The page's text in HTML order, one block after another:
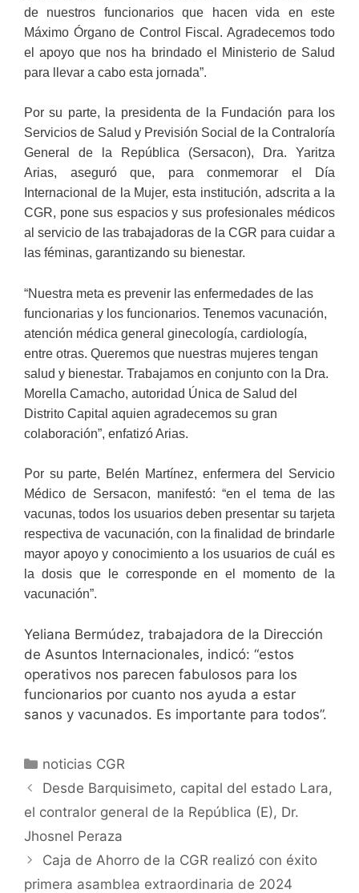
de nuestros funcionarios que hacen vida en este
Máximo Órgano de Control Fiscal. Agradecemos todo
el apoyo que nos ha brindado el Ministerio de Salud
para llevar a cabo esta jornada”.
Por su parte, la presidenta de la Fundación para los
Servicios de Salud y Previsión Social de la Contraloría
General de la República (Sersacon), Dra. Yaritza
Arias, aseguró que, para conmemorar el Día
Internacional de la Mujer, esta institución, adscrita a la
CGR, pone sus espacios y sus profesionales médicos
al servicio de las trabajadoras de la CGR para cuidar a
las féminas, garantizando su bienestar.
“Nuestra meta es prevenir las enfermedades de las
funcionarias y los funcionarios. Tenemos vacunación,
atención médica general ginecología, cardiología,
entre otras. Queremos que nuestras mujeres tengan
salud y bienestar. Trabajamos en conjunto con la Dra.
Morella Camacho, autoridad Única de Salud del
Distrito Capital aquien agradecemos su gran
colaboración”, enfatizó Arias.
Por su parte, Belén Martínez, enfermera del Servicio
Médico de Sersacon, manifestó: “en el tema de las
vacunas, todos los usuarios deben presentar su tarjeta
respectiva de vacunación, con la finalidad de brindarle
mayor apoyo y conocimiento a los usuarios de cuál es
la dosis que le corresponde en el momento de la
vacunación”.
Yeliana Bermúdez, trabajadora de la Dirección
de Asuntos Internacionales, indicó: “estos
operativos nos parecen fabulosos para los
funcionarios por cuanto nos ayuda a estar
sanos y vacunados. Es importante para todos”.
noticias CGR
Desde Barquisimeto, capital del estado Lara,
el contralor general de la República (E), Dr.
Jhosnel Peraza
Caja de Ahorro de la CGR realizó con éxito
primera asamblea extraordinaria de 2024